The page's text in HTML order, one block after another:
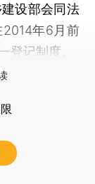
设部会同法
年6月前
登记制度。